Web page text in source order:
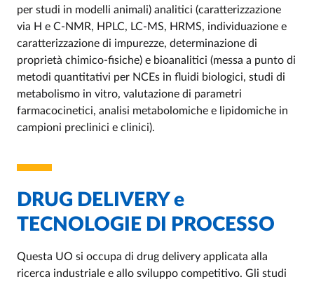
per studi in modelli animali) analitici (caratterizzazione
via H e C-NMR, HPLC, LC-MS, HRMS, individuazione e
caratterizzazione di impurezze, determinazione di
proprietà chimico-fisiche) e bioanalitici (messa a punto di
metodi quantitativi per NCEs in fluidi biologici, studi di
metabolismo in vitro, valutazione di parametri
farmacocinetici, analisi metabolomiche e lipidomiche in
campioni preclinici e clinici).
DRUG DELIVERY e
TECNOLOGIE DI PROCESSO
Questa UO si occupa di drug delivery applicata alla
ricerca industriale e allo sviluppo competitivo. Gli studi